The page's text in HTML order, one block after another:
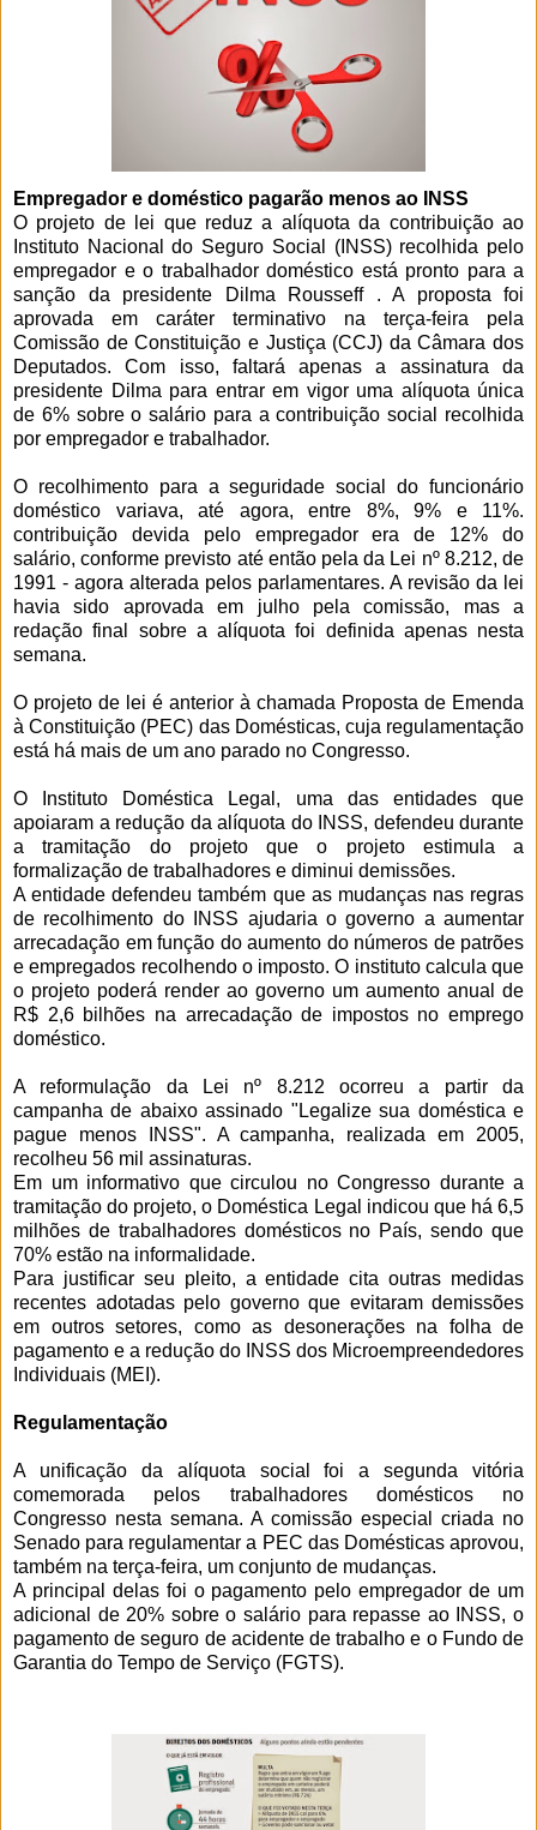
Empregador e doméstico pagarão menos ao INSS
O projeto de lei que reduz a alíquota da contribuição ao
Instituto Nacional do Seguro Social (INSS) recolhida pelo
empregador e o trabalhador doméstico está pronto para a
sanção da presidente Dilma Rousseff . A proposta foi
aprovada em caráter terminativo na terça-feira pela
Comissão de Constituição e Justiça (CCJ) da Câmara dos
Deputados. Com isso, faltará apenas a assinatura da
presidente Dilma para entrar em vigor uma alíquota única
de 6% sobre o salário para a contribuição social recolhida
por empregador e trabalhador.
O recolhimento para a seguridade social do funcionário
doméstico variava, até agora, entre 8%, 9% e 11%.
contribuição devida pelo empregador era de 12% do
salário, conforme previsto até então pela da Lei nº 8.212, de
1991 - agora alterada pelos parlamentares. A revisão da lei
havia sido aprovada em julho pela comissão, mas a
redação final sobre a alíquota foi definida apenas nesta
semana.
O projeto de lei é anterior à chamada Proposta de Emenda
à Constituição (PEC) das Domésticas, cuja regulamentação
está há mais de um ano parado no Congresso.
O Instituto Doméstica Legal, uma das entidades que
apoiaram a redução da alíquota do INSS, defendeu durante
a tramitação do projeto que o projeto estimula a
formalização de trabalhadores e diminui demissões.
A entidade defendeu também que as mudanças nas regras
de recolhimento do INSS ajudaria o governo a aumentar
arrecadação em função do aumento do números de patrões
e empregados recolhendo o imposto. O instituto calcula que
o projeto poderá render ao governo um aumento anual de
R$ 2,6 bilhões na arrecadação de impostos no emprego
doméstico.
A reformulação da Lei nº 8.212 ocorreu a partir da
campanha de abaixo assinado "Legalize sua doméstica e
pague menos INSS". A campanha, realizada em 2005,
recolheu 56 mil assinaturas.
Em um informativo que circulou no Congresso durante a
tramitação do projeto, o Doméstica Legal indicou que há 6,5
milhões de trabalhadores domésticos no País, sendo que
70% estão na informalidade.
Para justificar seu pleito, a entidade cita outras medidas
recentes adotadas pelo governo que evitaram demissões
em outros setores, como as desonerações na folha de
pagamento e a redução do INSS dos Microempreendedores
Individuais (MEI).
Regulamentação
A unificação da alíquota social foi a segunda vitória
comemorada pelos trabalhadores domésticos no
Congresso nesta semana. A comissão especial criada no
Senado para regulamentar a PEC das Domésticas aprovou,
também na terça-feira, um conjunto de mudanças.
A principal delas foi o pagamento pelo empregador de um
adicional de 20% sobre o salário para repasse ao INSS, o
pagamento de seguro de acidente de trabalho e o Fundo de
Garantia do Tempo de Serviço (FGTS).